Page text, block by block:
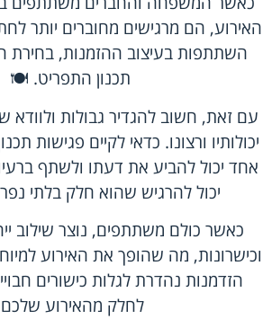
האירוע, הם מרגישים מחוברים יותר
השתתפות בעיצוב ההזמנות, בחירת
תכנון התפריט. 🍽️
עם זאת, חשוב להגדיר גבולות ולוודא
יכולותיו ורצונו. כדאי לקיים פגישות
אחד יכול להביע את דעתו ולשתף
יכול להרגיש שהוא חלק בלתי
כאשר כולם משתתפים, נוצר שילוב
וכישרונות, מה שהופך את האירוע
הזדמנות נהדרת לגלות כישורים
לחלק מהאירוע